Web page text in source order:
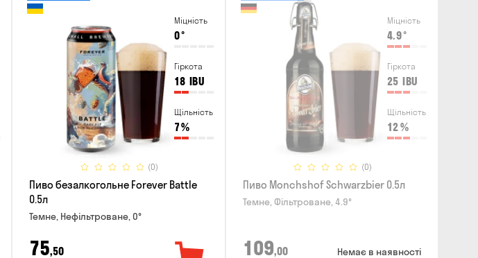
Міцність
0°
Гіркота
18 IBU
Щільність
7%
(0)
Пиво безалкогольне Forever Battle
0.5л
Темне, Нефільтроване, 0°
75,50
Міцність
4.9°
Гіркота
25 IBU
Щільність
12%
(0)
Пиво Monchshof Schwarzbier 0.5л
Темне, Фільтроване, 4.9°
109,00 Немає в наявності